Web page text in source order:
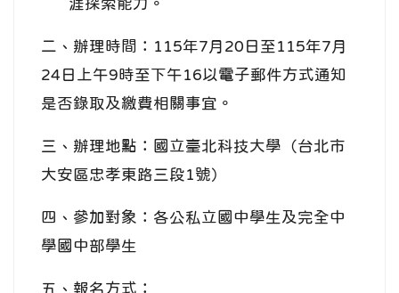
二、辦理時間：115年7月20日至115年7月
24日上午9時至下午16以電子郵件方式通知
是否錄取及繳費相關事宜。
三、辦理地點：國立臺北科技大學（台北市
大安區忠孝東路三段1號）
四、參加對象：各公私立國中學生及完全中
學國中部學生
五、報名方式：